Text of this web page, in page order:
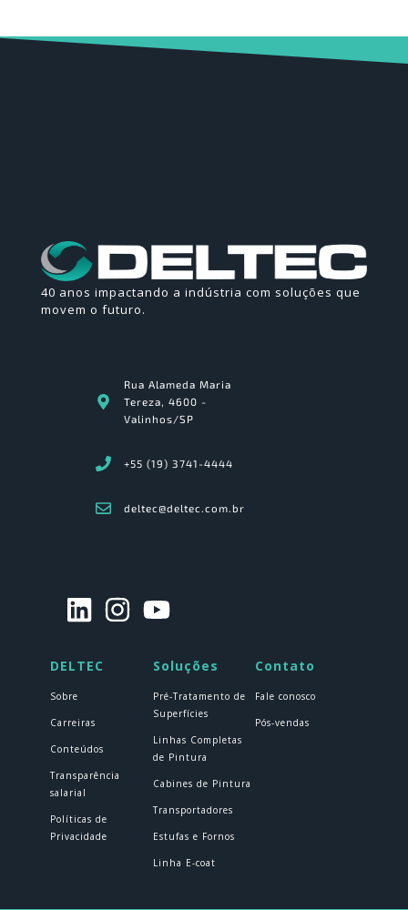
40 anos impactando a indústria com soluções que
movem o futuro.
Rua Alameda Maria
Tereza, 4600 -
Valinhos/SP
+55 (19) 3741-4444
deltec@deltec.com.br
DELTEC Soluções Contato
Sobre
Carreiras
Conteúdos
Transparência
salarial
Políticas de
Privacidade
Pré-Tratamento de
Superfícies
Linhas Completas
de Pintura
Cabines de Pintura
Transportadores
Estufas e Fornos
Linha E-coat
Fale conosco
Pós-vendas